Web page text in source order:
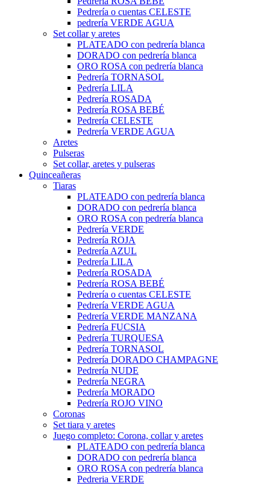
Pedrería o cuentas CELESTE
pedrería VERDE AGUA
Set collar y aretes
PLATEADO con pedrería blanca
DORADO con pedrería blanca
ORO ROSA con pedrería blanca
Pedrería TORNASOL
Pedrería LILA
Pedrería ROSADA
Pedrería ROSA BEBÉ
Pedrería CELESTE
Pedrería VERDE AGUA
Aretes
Pulseras
Set collar, aretes y pulseras
Quinceañeras
Tiaras
PLATEADO con pedrería blanca
DORADO con pedrería blanca
ORO ROSA con pedrería blanca
Pedrería VERDE
Pedrería ROJA
Pedrería AZUL
Pedrería LILA
Pedrería ROSADA
Pedrería ROSA BEBÉ
Pedrería o cuentas CELESTE
Pedrería VERDE AGUA
Pedrería VERDE MANZANA
Pedrería FUCSIA
Pedrería TURQUESA
Pedrería TORNASOL
Pedrería DORADO CHAMPAGNE
Pedrería NUDE
Pedrería NEGRA
Pedrería MORADO
Pedrería ROJO VINO
Coronas
Set tiara y aretes
Juego completo: Corona, collar y aretes
PLATEADO con pedrería blanca
DORADO con pedrería blanca
ORO ROSA con pedrería blanca
Pedreria VERDE